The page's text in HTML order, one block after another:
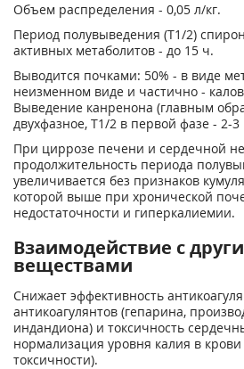
Объем распределения - 0,05 л/кг.
Период полувыведения (Т1/2)
активных метаболитов - до 15 ч.
Выводится почками: 50% - в виде
неизменном виде и частично -
Выведение канренона (главным
двухфазное, Т1/2 в первой фазе - 2-3
При циррозе печени и сердечной
продолжительность периода
увеличивается без признаков
которой выше при хронической
недостаточности и гиперкалиемии.
Взаимодействие с
веществами
Снижает эффективность
антикоагулянтов (гепарина,
индандиона) и токсичность
нормализация уровня калия в крови
токсичности).